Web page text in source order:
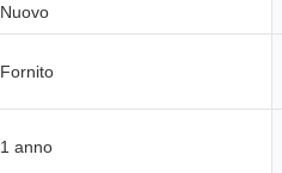
Nuovo
Fornito
1 anno